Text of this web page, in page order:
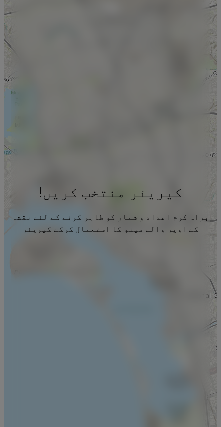
کیریئر منتخب کریں!
براہ کرم اعداد و شمار کو ظاہر کرنے کے لئے نقشہ
کے اوپر والے مینو کا استعمال کرکے کیریئر